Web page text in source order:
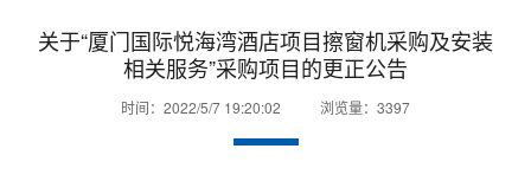
关于“厦门国际悦海湾酒店项目擦窗机采购及安装
相关服务”采购项目的更正公告
时间：2022/5/7 19:20:02 浏览量：3397